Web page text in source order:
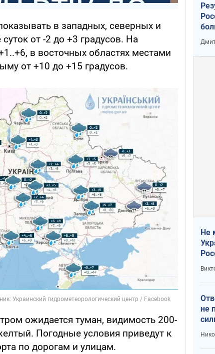
в западных, северных и
от -2 до +3 градусов. На
в восточных областях местами
от +10 до +15 градусов.
ожидается туман, видимость 200-
Погодные условия приведут к
по дорогам и улицам.
Не
не